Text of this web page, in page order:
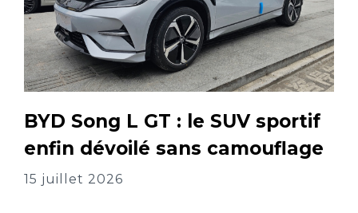
BYD Song L GT : le SUV sportif
enfin dévoilé sans camouflage
15 juillet 2026